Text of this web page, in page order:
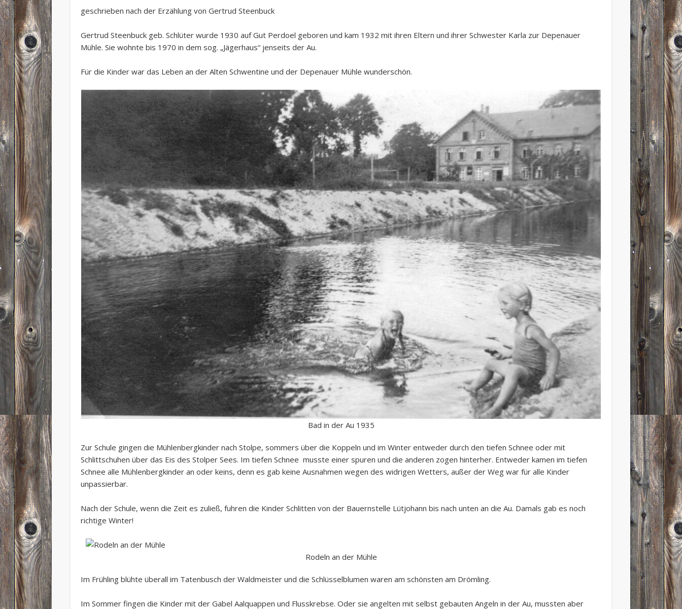
geschrieben nach der Erzählung von Gertrud Steenbuck
Gertrud Steenbuck geb. Schlüter wurde 1930 auf Gut Perdoel geboren und kam 1932 mit ihren Eltern und ihrer Schwester Karla zur Depenauer
Mühle. Sie wohnte bis 1970 in dem sog. „Jägerhaus“ jenseits der Au.
Für die Kinder war das Leben an der Alten Schwentine und der Depenauer Mühle wunderschön.
Bad in der Au 1935
Zur Schule gingen die Mühlenbergkinder nach Stolpe, sommers über die Koppeln und im Winter entweder durch den tiefen Schnee oder mit
Schlittschuhen über das Eis des Stolper Sees. Im tiefen Schnee musste einer spuren und die anderen zogen hinterher. Entweder kamen im tiefen
Schnee alle Mühlenbergkinder an oder keins, denn es gab keine Ausnahmen wegen des widrigen Wetters, außer der Weg war für alle Kinder
unpassierbar.
Nach der Schule, wenn die Zeit es zuließ, fuhren die Kinder Schlitten von der Bauernstelle Lütjohann bis nach unten an die Au. Damals gab es noch
richtige Winter!
Rodeln an der Mühle
Im Frühling blühte überall im Tatenbusch der Waldmeister und die Schlüsselblumen waren am schönsten am Drömling.
Im Sommer fingen die Kinder mit der Gabel Aalquappen und Flusskrebse. Oder sie angelten mit selbst gebauten Angeln in der Au, mussten aber